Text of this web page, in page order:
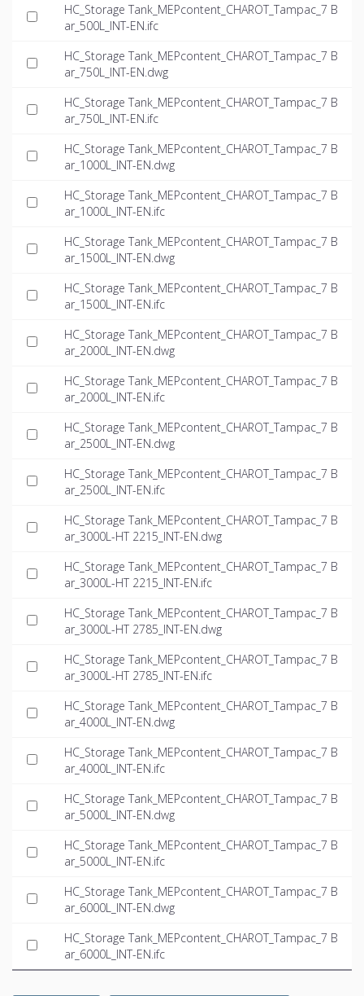
HC_Storage Tank_MEPcontent_CHAROT_Tampac_7 B
ar_500L_INT-EN.ifc
HC_Storage Tank_MEPcontent_CHAROT_Tampac_7 B
ar_750L_INT-EN.dwg
HC_Storage Tank_MEPcontent_CHAROT_Tampac_7 B
ar_750L_INT-EN.ifc
HC_Storage Tank_MEPcontent_CHAROT_Tampac_7 B
ar_1000L_INT-EN.dwg
HC_Storage Tank_MEPcontent_CHAROT_Tampac_7 B
ar_1000L_INT-EN.ifc
HC_Storage Tank_MEPcontent_CHAROT_Tampac_7 B
ar_1500L_INT-EN.dwg
HC_Storage Tank_MEPcontent_CHAROT_Tampac_7 B
ar_1500L_INT-EN.ifc
HC_Storage Tank_MEPcontent_CHAROT_Tampac_7 B
ar_2000L_INT-EN.dwg
HC_Storage Tank_MEPcontent_CHAROT_Tampac_7 B
ar_2000L_INT-EN.ifc
HC_Storage Tank_MEPcontent_CHAROT_Tampac_7 B
ar_2500L_INT-EN.dwg
HC_Storage Tank_MEPcontent_CHAROT_Tampac_7 B
ar_2500L_INT-EN.ifc
HC_Storage Tank_MEPcontent_CHAROT_Tampac_7 B
ar_3000L-HT 2215_INT-EN.dwg
HC_Storage Tank_MEPcontent_CHAROT_Tampac_7 B
ar_3000L-HT 2215_INT-EN.ifc
HC_Storage Tank_MEPcontent_CHAROT_Tampac_7 B
ar_3000L-HT 2785_INT-EN.dwg
HC_Storage Tank_MEPcontent_CHAROT_Tampac_7 B
ar_3000L-HT 2785_INT-EN.ifc
HC_Storage Tank_MEPcontent_CHAROT_Tampac_7 B
ar_4000L_INT-EN.dwg
HC_Storage Tank_MEPcontent_CHAROT_Tampac_7 B
ar_4000L_INT-EN.ifc
HC_Storage Tank_MEPcontent_CHAROT_Tampac_7 B
ar_5000L_INT-EN.dwg
HC_Storage Tank_MEPcontent_CHAROT_Tampac_7 B
ar_5000L_INT-EN.ifc
HC_Storage Tank_MEPcontent_CHAROT_Tampac_7 B
ar_6000L_INT-EN.dwg
HC_Storage Tank_MEPcontent_CHAROT_Tampac_7 B
ar_6000L_INT-EN.ifc